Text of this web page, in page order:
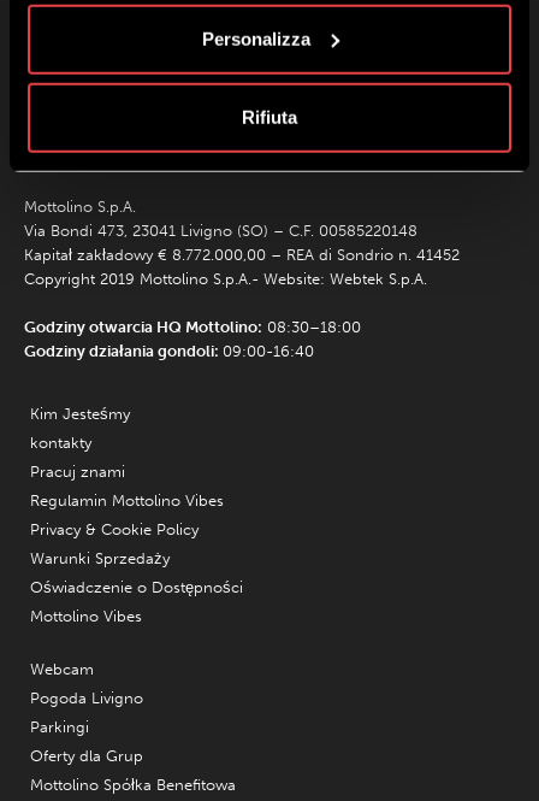
Personalizza
Rifiuta
Mottolino S.p.A.
Via Bondi 473, 23041 Livigno (SO) – C.F. 00585220148
Kapitał zakładowy € 8.772.000,00 – REA di Sondrio n. 41452
Copyright 2019 Mottolino S.p.A.- Website: Webtek S.p.A.
Godziny otwarcia HQ Mottolino: 08:30–18:00
Godziny działania gondoli: 09:00-16:40
Kim Jesteśmy
kontakty
Pracuj znami
Regulamin Mottolino Vibes
Privacy & Cookie Policy
Warunki Sprzedaży
Oświadczenie o Dostępności
Mottolino Vibes
Webcam
Pogoda Livigno
Parkingi
Oferty dla Grup
Mottolino Spółka Benefitowa